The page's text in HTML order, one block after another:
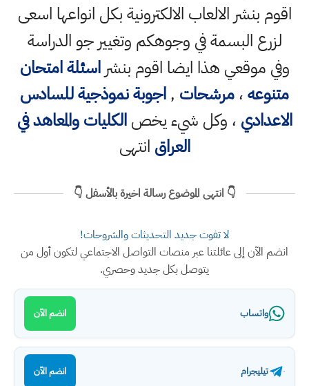
اقوم بنشر الالعاب الالكترونية بكل انواعها اسعى
لزرع البسمة في وجوهكم وتغيير جو الدراسة
وفي موقعي هذا ايضا اقوم بنشراسئلة امتحان
متنوعه،مرشحات ,اجوبة نموذجية للسادس
الاعدادي ، وكل شيء يخصالكليات والمعاهد في
العراق انتهى
👇 انتهى الموضوع رسالة اخيرة بالأسفل 👇
لا تفوت جديد التحديثات والشروحات!
انضم الآن إلى عائلتنا عبر منصات التواصل الاجتماعي لتكون أول من
يتوصل بكل جديد وحصري.
واتساب انضم الآن
تيليجرام انضم الآن